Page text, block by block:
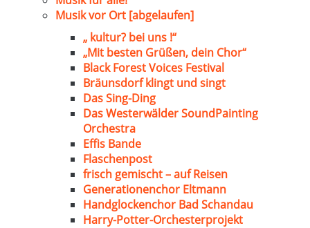
Musik vor Ort [abgelaufen]
„ kultur? bei uns !“
„Mit besten Grüßen, dein Chor“
Black Forest Voices Festival
Bräunsdorf klingt und singt
Das Sing-Ding
Das Westerwälder SoundPainting
Orchestra
Effis Bande
Flaschenpost
frisch gemischt – auf Reisen
Generationenchor Eltmann
Handglockenchor Bad Schandau
Harry-Potter-Orchesterprojekt